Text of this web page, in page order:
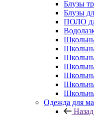
Блузы
Блузы
ПОЛО
Одежда для
Назад